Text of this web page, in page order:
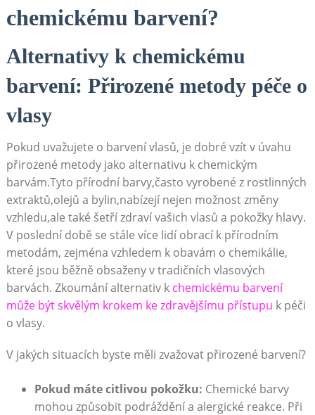
chemickému barvení?
Alternativy k chemickému
⁤barvení: Přirozené⁢ metody péče o
vlasy
Pokud uvažujete ⁣o barvení vlasů, je dobré vzít ​v ‍úvahu
přirozené metody jako alternativu k chemickým⁣
barvám.Tyto přírodní ⁢barvy,často vyrobené z ⁤rostlinných
extraktů,olejů a bylin,nabízejí⁤ nejen možnost změny
vzhledu,ale také šetří zdraví⁣ vašich vlasů a‌ pokožky⁤ hlavy.
V poslední​ době ‌se stále více lidí obrací k přírodním
metodám,⁣ zejména vzhledem k‌ obavám o chemikálie,‍
které​ jsou běžně obsaženy ‍v tradičních ⁣vlasových
‍barvách. Zkoumání alternativ k chemickému barvení
⁢může být skvělým krokem ke zdravějšímu přístupu k péči
o vlasy.
V jakých situacích ​byste měli ​zvažovat přirozené barvení?
Pokud‌ máte citlivou pokožku: Chemické ‌barvy
mohou‍ způsobit⁤ podráždění a ​alergické reakce. Při